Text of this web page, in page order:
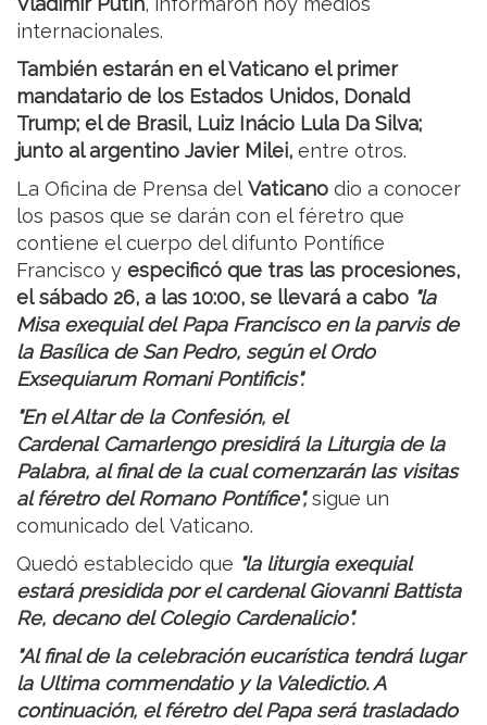
internacionales.
También estarán en el Vaticano el primer
mandatario de los Estados Unidos, Donald
Trump; el de Brasil, Luiz Inácio Lula Da Silva;
junto al argentino Javier Milei, entre otros.
La Oficina de Prensa delVaticano dio a conocer
los pasos que se darán con el féretro que
contiene el cuerpo del difunto Pontífice
Francisco y especificó que tras las procesiones,
el sábado 26, a las 10:00, se llevará a cabo "la
Misa exequial del Papa Francisco en la parvis de
la Basílica de San Pedro, según el Ordo
Exsequiarum Romani Pontificis".
"En el Altar de la Confesión, el
Cardenal Camarlengo presidirá la Liturgia de la
Palabra, al final de la cual comenzarán las visitas
al féretro del Romano Pontífice",sigue un
comunicado del Vaticano.
Quedó establecido que "la liturgia exequial
estará presidida por el cardenal Giovanni Battista
Re, decano del Colegio Cardenalicio".
"Al final de la celebración eucarística tendrá lugar
la Ultima commendatio y la Valedictio. A
continuación, el féretro del Papa será trasladado